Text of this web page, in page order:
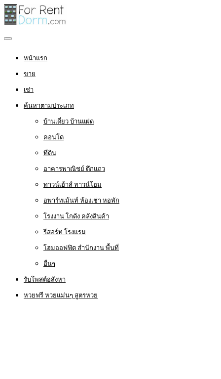
หน้าแรก
ขาย
เช่า
ค้นหาตามประเภท
บ้านเดี่ยว บ้านแฝด
คอนโด
ที่ดิน
อาคารพาณิชย์ ตึกแถว
ทาวน์เฮ้าส์ ทาวน์โฮม
อพาร์ทเม้นท์ ห้องเช่า หอพัก
โรงงาน โกดัง คลังสินค้า
รีสอร์ท โรงแรม
โฮมออฟฟิต สำนักงาน พื้นที่
อื่นๆ
รับโพสต์อสังหา
หวยฟรี หวยแม่นๆ สูตรหวย